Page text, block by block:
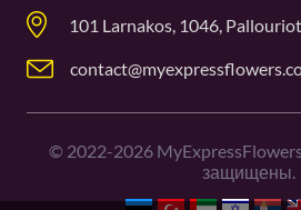
101 Larnakos, 1046,
© 2022-2026
защищены.